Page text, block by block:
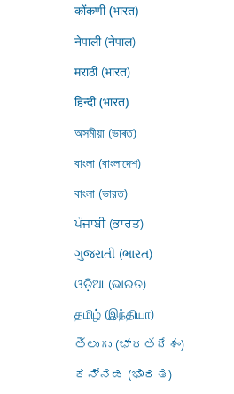
कोंकणी (भारत)
नेपाली (नेपाल)
मराठी (भारत)
हिन्दी (भारत)
অসমীয়া (ভাৰত)
বাংলা (বাংলাদেশ)
বাংলা (ভারত)
ਪੰਜਾਬੀ (ਭਾਰਤ)
ગુજરાતી (ભારત)
ଓଡ଼ିଆ (ଭାରତ)
தமிழ் (இந்தியா)
తెలుగు (భారతదేశం)
ಕನ್ನಡ (ಭಾರತ)